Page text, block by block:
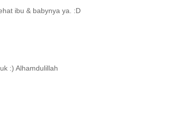
ibu & babynya ya. :D
:) Alhamdulillah